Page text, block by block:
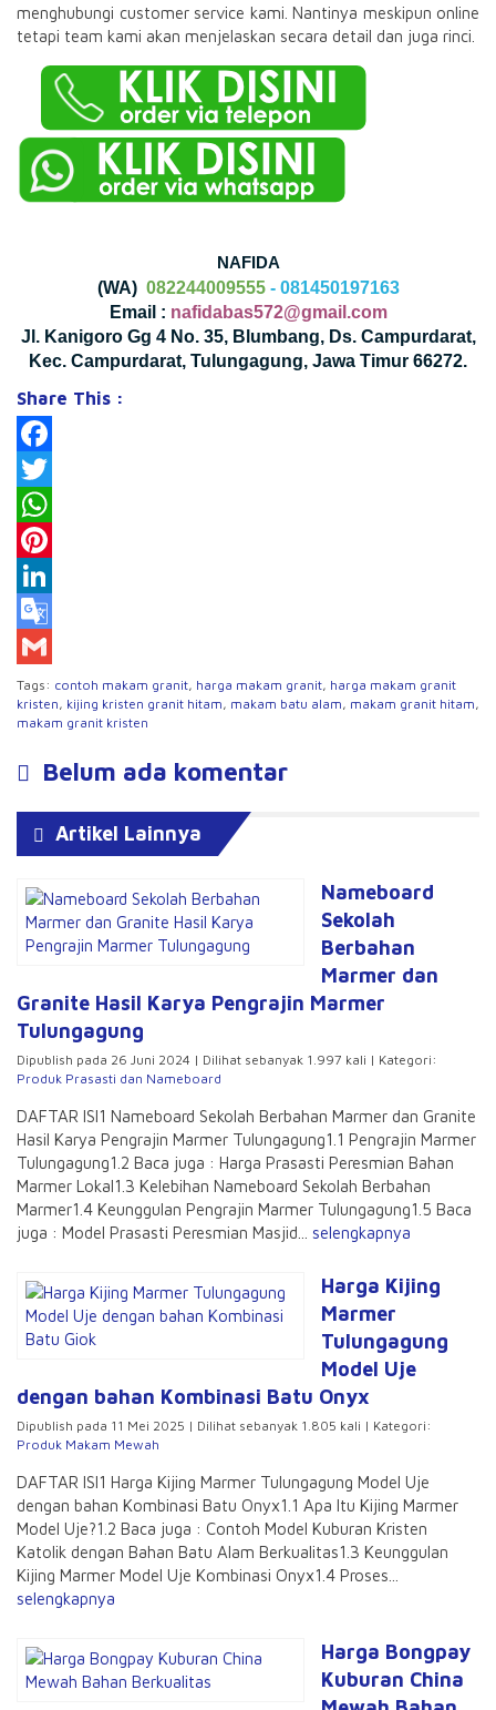
menghubungi customer service kami. Nantinya meskipun online
tetapi team kami akan menjelaskan secara detail dan juga rinci.
NAFIDA
(WA)082244009555 - 081450197163
Email : nafidabas572@gmail.com
Jl. Kanigoro Gg 4 No. 35, Blumbang, Ds. Campurdarat,
Kec. Campurdarat, Tulungagung, Jawa Timur 66272.
Share This :
Facebook
Twitter
WhatsApp
Pinterest
LinkedIn
Google
Translate
Gmail
Tags: contoh makam granit, harga makam granit, harga makam granit
kristen, kijing kristen granit hitam, makam batu alam, makam granit hitam,
makam granit kristen
Belum ada komentar
Artikel Lainnya
Nameboard
Sekolah
Berbahan
Marmer dan
Granite Hasil Karya Pengrajin Marmer
Tulungagung
Dipublish pada 26 Juni 2024 | Dilihat sebanyak 1.997 kali | Kategori:
Produk Prasasti dan Nameboard
DAFTAR ISI1 Nameboard Sekolah Berbahan Marmer dan Granite
Hasil Karya Pengrajin Marmer Tulungagung1.1 Pengrajin Marmer
Tulungagung1.2 Baca juga : Harga Prasasti Peresmian Bahan
Marmer Lokal1.3 Kelebihan Nameboard Sekolah Berbahan
Marmer1.4 Keunggulan Pengrajin Marmer Tulungagung1.5 Baca
juga : Model Prasasti Peresmian Masjid... selengkapnya
Harga Kijing
Marmer
Tulungagung
Model Uje
dengan bahan Kombinasi Batu Onyx
Dipublish pada 11 Mei 2025 | Dilihat sebanyak 1.805 kali | Kategori:
Produk Makam Mewah
DAFTAR ISI1 Harga Kijing Marmer Tulungagung Model Uje
dengan bahan Kombinasi Batu Onyx1.1 Apa Itu Kijing Marmer
Model Uje?1.2 Baca juga : Contoh Model Kuburan Kristen
Katolik dengan Bahan Batu Alam Berkualitas1.3 Keunggulan
Kijing Marmer Model Uje Kombinasi Onyx1.4 Proses...
selengkapnya
Harga Bongpay
Kuburan China